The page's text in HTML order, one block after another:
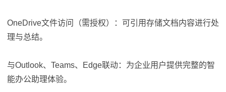
OneDrive文件访问（需授权）：可引用存储文档内容进行处
理与总结。
与Outlook、Teams、Edge联动：为企业用户提供完整的智
能办公助理体验。